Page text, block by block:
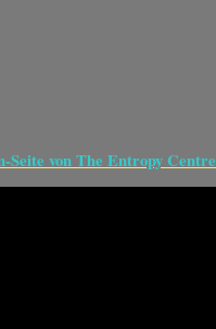
Seite von The Entropy Centre